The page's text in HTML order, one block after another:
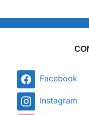
Facebook
Instagram